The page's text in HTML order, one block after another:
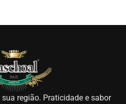
região. Praticidade e sabor